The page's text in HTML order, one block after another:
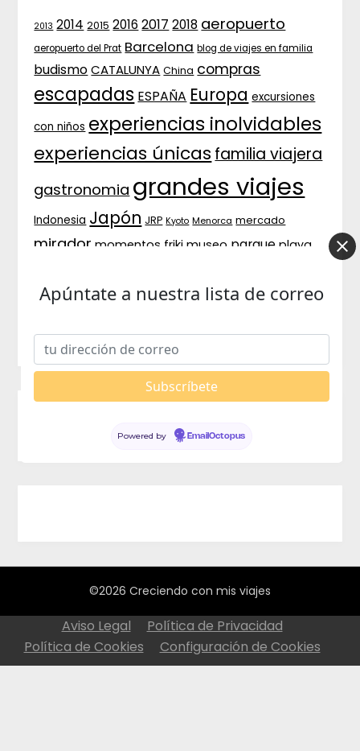
2013 2014 2015 2016 2017 2018 aeropuerto
aeropuerto del Prat Barcelona blog de viajes en familia
budismo CATALUNYA China compras
escapadas ESPAÑA Europa excursiones
con niños experiencias inolvidables
experiencias únicas familia viajera
gastronomia grandes viajes
Indonesia Japón JRP Kyoto Menorca mercado
mirador momentos friki museo parque playa
souvenirs templo Tokyo viajar con bebéviajar
familia
©2026 Creciendo con mis viajes
Aviso Legal
Política de Privacidad
Política de Cookies
Configuración de Cookies
Apúntate a nuestra lista de correo
Powered by EmailOctopus